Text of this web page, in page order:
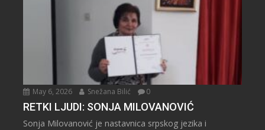
May 6, 2026 Snežana Bilić 0
RETKI LJUDI: SONJA MILOVANOVIĆ
Sonja Milovanović je nastavnica srpskog jezika i